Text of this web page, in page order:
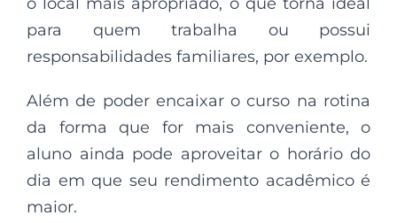
para quem trabalha ou possui
responsabilidades familiares, por exemplo.
Além de poder encaixar o curso na rotina
da forma que for mais conveniente, o
aluno ainda pode aproveitar o horário do
dia em que seu rendimento acadêmico é
maior.